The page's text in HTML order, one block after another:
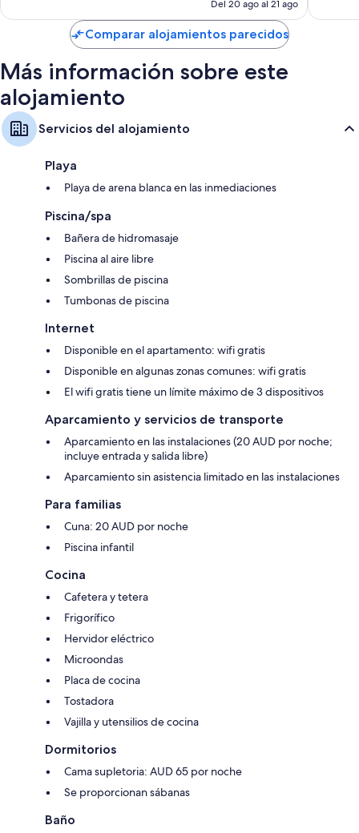
de
91 €
Del 20 ago al 21 ago
Comparar alojamientos parecidos
Más información sobre este
alojamiento
Servicios del alojamiento
Playa
Playa de arena blanca en las inmediaciones
Piscina/spa
Bañera de hidromasaje
Piscina al aire libre
Sombrillas de piscina
Tumbonas de piscina
Internet
Disponible en el apartamento: wifi gratis
Disponible en algunas zonas comunes: wifi gratis
El wifi gratis tiene un límite máximo de 3 dispositivos
Aparcamiento y servicios de transporte
Aparcamiento en las instalaciones (20 AUD por noche;
incluye entrada y salida libre)
Aparcamiento sin asistencia limitado en las instalaciones
Para familias
Cuna: 20 AUD por noche
Piscina infantil
Cocina
Cafetera y tetera
Frigorífico
Hervidor eléctrico
Microondas
Placa de cocina
Tostadora
Vajilla y utensilios de cocina
Dormitorios
Cama supletoria: AUD 65 por noche
Se proporcionan sábanas
Baño